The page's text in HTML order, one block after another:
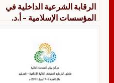
الرقابة الشرعية الداخلية في
المؤسسات الإسلامية – أ.د.